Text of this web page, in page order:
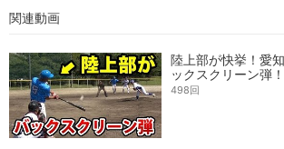
関連動画
陸上部が快挙！愛
ックスクリーン弾！
498回